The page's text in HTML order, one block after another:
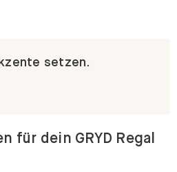
setzen.
für dein GRYD Regal